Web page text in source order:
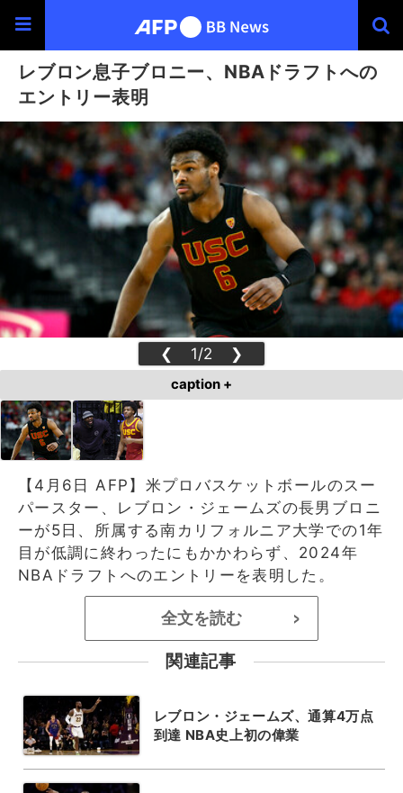
レブロン息子ブロニー、NBAドラフトへの
エントリー表明
❮ 1/2 ❯
caption +
【4月6日 AFP】米プロバスケットボールのスー
パースター、レブロン・ジェームズの長男ブロニ
ーが5日、所属する南カリフォルニア大学での1年
目が低調に終わったにもかかわらず、2024年
NBAドラフトへのエントリーを表明した。
全文を読む >
関連記事
レブロン・ジェームズ、通算4万点
到達 NBA史上初の偉業